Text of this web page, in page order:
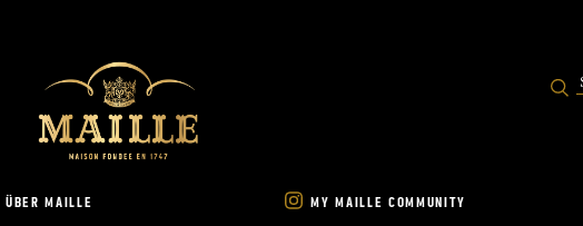
ÜBER MAILLE MY MAILLE COMMUNITY